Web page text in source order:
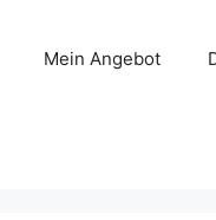
Mein Angebot